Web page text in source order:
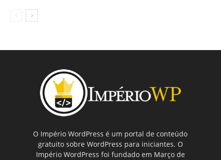
O Império WordPress é um portal de conteúdo
gratuito sobre WordPress para iniciantes. O
Império WordPress foi fundado em Março de